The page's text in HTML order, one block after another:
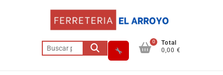
Buscar
por:
0
Total
0,00 €